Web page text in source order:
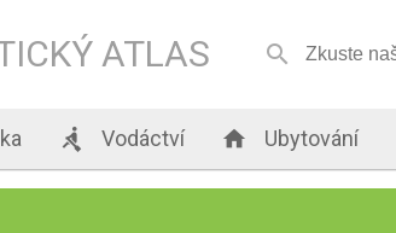
ATLAS 
 Vodáctví  Ubytování